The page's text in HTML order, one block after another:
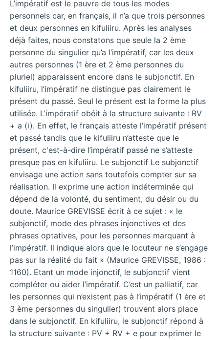
L’impératif est le pauvre de tous les modes
personnels car, en français, il n’a que trois personnes
et deux personnes en kifuliiru. Après les analyses
déjà faites, nous constatons que seule la 2 ème
personne du singulier qu’a l’impératif, car les deux
autres personnes (1 ère et 2 ème personnes du
pluriel) apparaissent encore dans le subjonctif. En
kifuliiru, l’impératif ne distingue pas clairement le
présent du passé. Seul le présent est la forme la plus
utilisée. L’impératif obéit à la structure suivante : RV
+ a (i). En effet, le français atteste l’impératif présent
et passé tandis que le kifuliiru n’atteste que le
présent, c'est-à-dire l’impératif passé ne s’atteste
presque pas en kifuliiru. Le subjonctif Le subjonctif
envisage une action sans toutefois compter sur sa
réalisation. Il exprime une action indéterminée qui
dépend de la volonté, du sentiment, du désir ou du
doute. Maurice GREVISSE écrit à ce sujet : « le
subjonctif, mode des phrases injonctives et des
phrases optatives, pour les personnes marquant à
l’impératif. Il indique alors que le locuteur ne s’engage
pas sur la réalité du fait » (Maurice GREVISSE, 1986 :
1160). Etant un mode injonctif, le subjonctif vient
compléter ou aider l’impératif. C’est un palliatif, car
les personnes qui n’existent pas à l’impératif (1 ère et
3 ème personnes du singulier) trouvent alors place
dans le subjonctif. En kifuliiru, le subjonctif répond à
la structure suivante : PV + RV + e pour exprimer le